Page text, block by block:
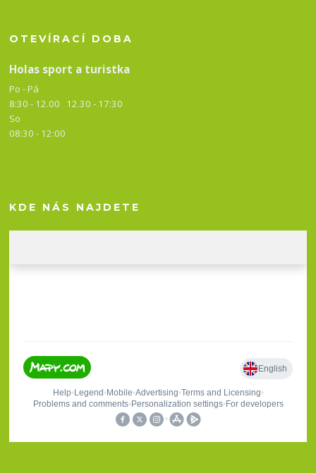
OTEVÍRACÍ DOBA
Holas sport a turistka
Po - Pá
8:30 - 12.00 12.30 - 17:30
So
08:30 - 12:00
KDE NÁS NAJDETE